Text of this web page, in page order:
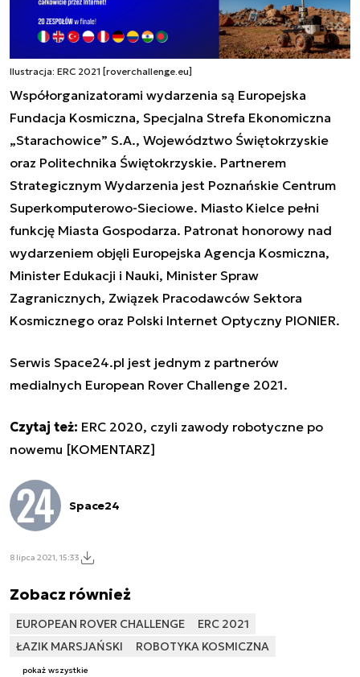
Ilustracja: ERC 2021 [roverchallenge.eu]
Współorganizatorami wydarzenia są Europejska
Fundacja Kosmiczna, Specjalna Strefa Ekonomiczna
„Starachowice” S.A., Województwo Świętokrzyskie
oraz Politechnika Świętokrzyskie. Partnerem
Strategicznym Wydarzenia jest Poznańskie Centrum
Superkomputerowo-Sieciowe. Miasto Kielce pełni
funkcję Miasta Gospodarza. Patronat honorowy nad
wydarzeniem objęli Europejska Agencja Kosmiczna,
Minister Edukacji i Nauki, Minister Spraw
Zagranicznych, Związek Pracodawców Sektora
Kosmicznego oraz Polski Internet Optyczny PIONIER.
Serwis Space24.pl jest jednym z partnerów
medialnych European Rover Challenge 2021.
Czytaj też: ERC 2020, czyli zawody robotyczne po
nowemu [KOMENTARZ]
Space24
8 lipca 2021, 15:33
Zobacz również
EUROPEAN ROVER CHALLENGE
ERC 2021
ŁAZIK MARSJAŃSKI
ROBOTYKA KOSMICZNA
pokaż wszystkie